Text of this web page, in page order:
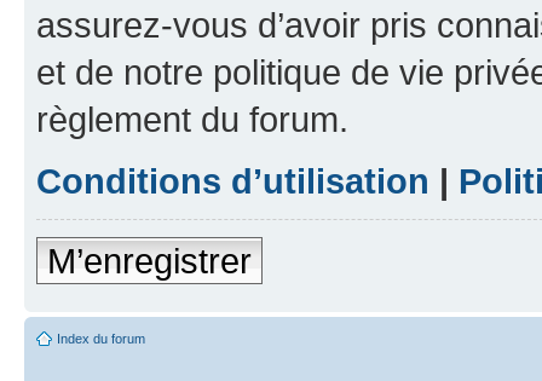
assurez-vous d’avoir pris
et de notre politique de vie
règlement du forum.
Conditions d’utilisation |
M’enregistrer
Index du forum